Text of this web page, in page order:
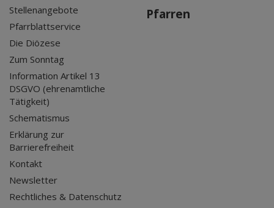
Stellenangebote
Pfarrblattservice
Die Diözese
Zum Sonntag
Information Artikel 13
DSGVO (ehrenamtliche
Tätigkeit)
Schematismus
Erklärung zur
Barrierefreiheit
Kontakt
Newsletter
Rechtliches & Datenschutz
Pfarren